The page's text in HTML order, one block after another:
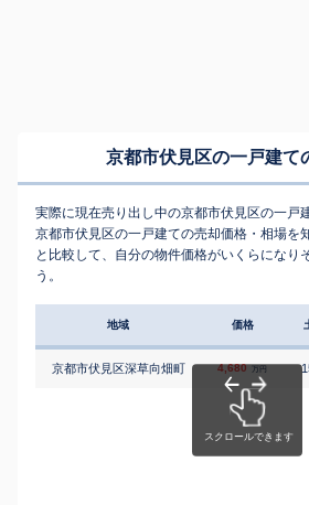
京都市伏見区の一戸建て
実際に現在売り出し中の京都市伏見区の一戸
京都市伏見区の一戸建ての売却価格・相場を
と比較して、自分の物件価格がいくらになり
う。
地域 価格
京都市伏見区深草向畑町 4,680 万円